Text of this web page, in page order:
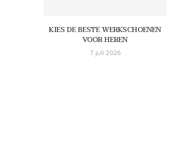
KIES DE BESTE WERKSCHOENEN
VOOR HEREN
7 juli 2026